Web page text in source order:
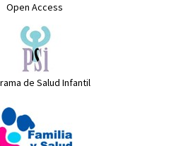
Open Access
de Salud Infantil